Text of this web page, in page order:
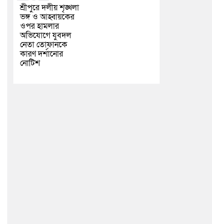
শ্রীপুরে দলীয় শৃঙ্খলা
ভঙ্গ ও আহ্বায়কের
ওপর হামলার
অভিযোগে যুবদল
নেতা তোফানকে
কারণ দর্শানোর
নোটিশ